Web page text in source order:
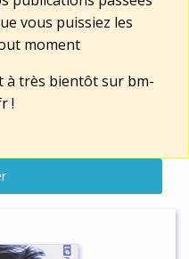
vous puissiez les
moment
à très bientôt sur bm-
!